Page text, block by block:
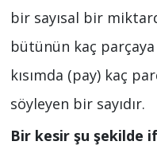
bir sayısal bir
bütünün kaç
kısımda (pay) kaç
söyleyen bir sayıdır.
Bir kesir şu şekilde